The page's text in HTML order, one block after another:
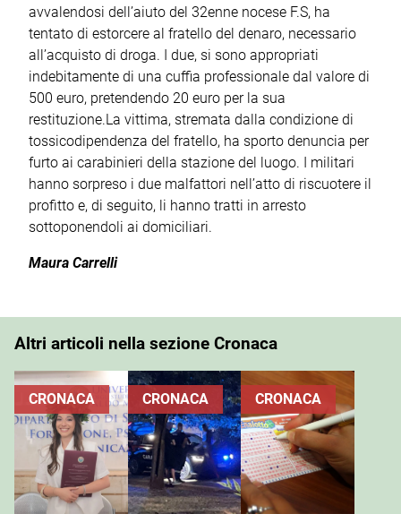
avvalendosi dell’aiuto del 32enne nocese F.S, ha
tentato di estorcere al fratello del denaro, necessario
all’acquisto di droga. I due, si sono appropriati
indebitamente di una cuffia professionale dal valore di
500 euro, pretendendo 20 euro per la sua
restituzione.La vittima, stremata dalla condizione di
tossicodipendenza del fratello, ha sporto denuncia per
furto ai carabinieri della stazione del luogo. I militari
hanno sorpreso i due malfattori nell’atto di riscuotere il
profitto e, di seguito, li hanno tratti in arresto
sottoponendoli ai domiciliari.
Maura Carrelli
Altri articoli nella sezione Cronaca
CRONACA CRONACA CRONACA